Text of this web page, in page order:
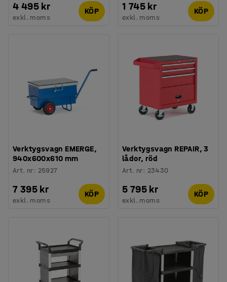
4 495 kr
exkl. moms
KÖP 1 745 kr
exkl. moms
KÖP
Verktygsvagn EMERGE,
940x600x610 mm
Art. nr: 25927
7 395 kr
exkl. moms
KÖP
Verktygsvagn REPAIR, 3
lådor, röd
Art. nr: 23430
5 795 kr
exkl. moms
KÖP